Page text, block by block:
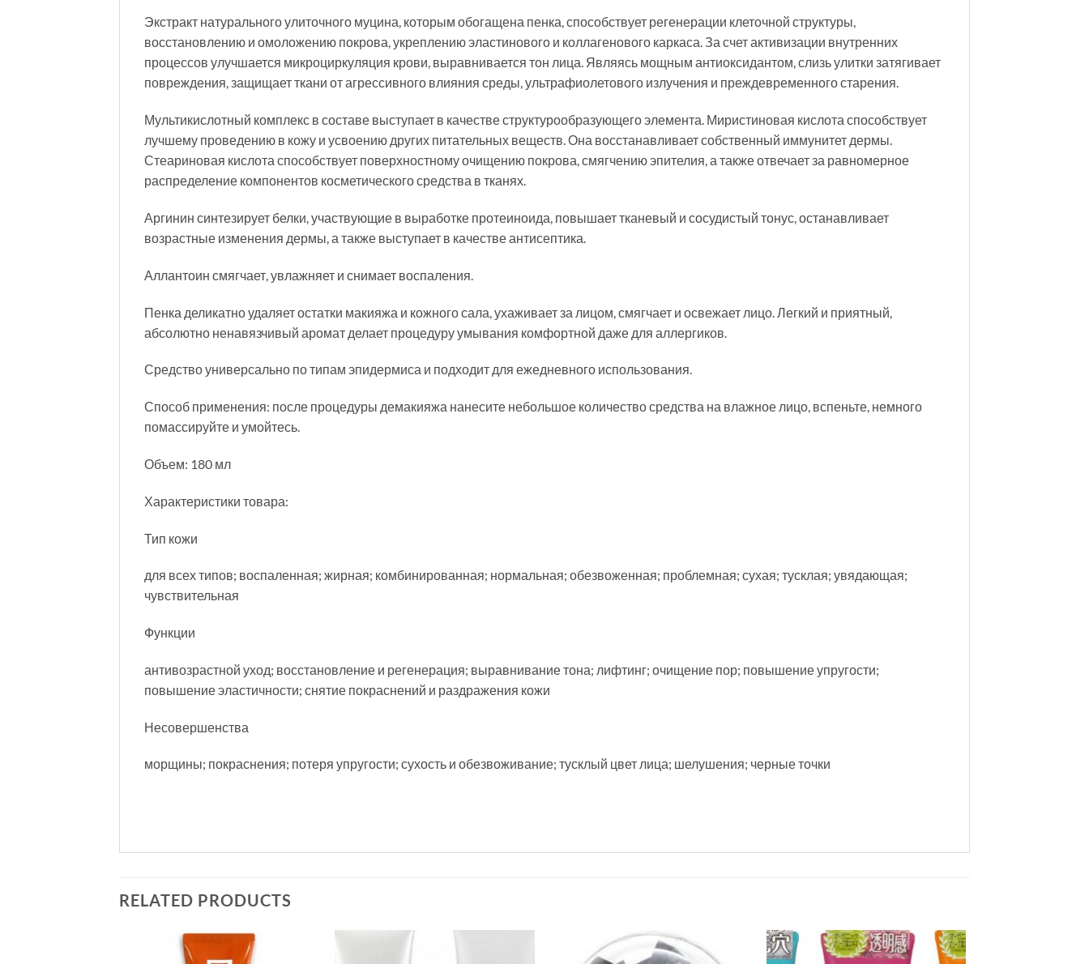
Экстракт натурального улиточного муцина, которым обогащена пенка, способствует регенерации клеточной структуры,
восстановлению и омоложению покрова, укреплению эластинового и коллагенового каркаса. За счет активизации внутренних
процессов улучшается микроциркуляция крови, выравнивается тон лица. Являясь мощным антиоксидантом, слизь улитки затягивает
повреждения, защищает ткани от агрессивного влияния среды, ультрафиолетового излучения и преждевременного старения.
Мультикислотный комплекс в составе выступает в качестве структурообразующего элемента. Миристиновая кислота способствует
лучшему проведению в кожу и усвоению других питательных веществ. Она восстанавливает собственный иммунитет дермы.
Стеариновая кислота способствует поверхностному очищению покрова, смягчению эпителия, а также отвечает за равномерное
распределение компонентов косметического средства в тканях.
Аргинин синтезирует белки, участвующие в выработке протеиноида, повышает тканевый и сосудистый тонус, останавливает
возрастные изменения дермы, а также выступает в качестве антисептика.
Аллантоин смягчает, увлажняет и снимает воспаления.
Пенка деликатно удаляет остатки макияжа и кожного сала, ухаживает за лицом, смягчает и освежает лицо. Легкий и приятный,
абсолютно ненавязчивый аромат делает процедуру умывания комфортной даже для аллергиков.
Средство универсально по типам эпидермиса и подходит для ежедневного использования.
Способ применения: после процедуры демакияжа нанесите небольшое количество средства на влажное лицо, вспеньте, немного
помассируйте и умойтесь.
Объем: 180 мл
Характеристики товара:
Тип кожи
для всех типов; воспаленная; жирная; комбинированная; нормальная; обезвоженная; проблемная; сухая; тусклая; увядающая;
чувствительная
Функции
антивозрастной уход; восстановление и регенерация; выравнивание тона; лифтинг; очищение пор; повышение упругости;
повышение эластичности; снятие покраснений и раздражения кожи
Несовершенства
морщины; покраснения; потеря упругости; сухость и обезвоживание; тусклый цвет лица; шелушения; черные точки
RELATED PRODUCTS